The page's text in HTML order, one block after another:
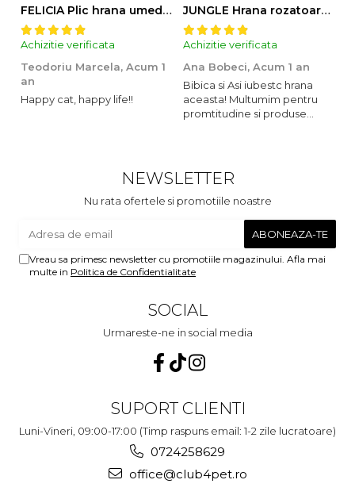
FELICIA Plic hrana umeda pentru pisici adulte, cu Miel, Set 12x85g
Achizitie verificata
Teodoriu Marcela, Acum 1
an
Happy cat, happy life!!
JUNGLE Hrana rozatoare IEPURI 500g
Achizitie verificata
Ana Bobeci, Acum 1 an
Bibica si Asi iubestc hrana
aceasta! Multumim pentru
promtitudine si produse
NEWSLETTER
Nu rata ofertele si promotiile noastre
Vreau sa primesc newsletter cu promotiile magazinului. Afla mai
multe in Politica de Confidentialitate
SOCIAL
Urmareste-ne in social media
SUPORT CLIENTI
Luni-Vineri, 09:00-17:00 (Timp raspuns email: 1-2 zile lucratoare)
0724258629
office@club4pet.ro